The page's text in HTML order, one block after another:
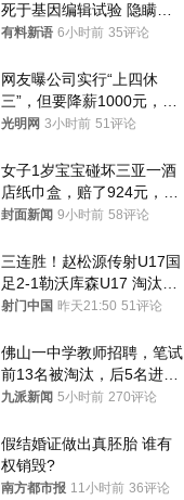
死于基因编辑试验 隐瞒一
年才对外披露
有料新语 6小时前 35评论
网友曝公司实行“上四休
三”，但要降薪1000元，不
接受只能辞职
光明网 3小时前 51评论
女子1岁宝宝碰坏三亚一酒
店纸巾盒，赔了924元，发
帖吐槽后酒店退还一半的
封面新闻 9小时前 58评论
三连胜！赵松源传射U17国
足2-1勒沃库森U17 淘汰赛
将战河床
射门中国 昨天21:50 51评论
佛山一中学教师招聘，笔试
前13名被淘汰，后5名进体
检，被疑萝卜岗，官方通
九派新闻 5小时前 270评论
假结婚证做出真胚胎 谁有
权销毁?
南方都市报 11小时前 36评论